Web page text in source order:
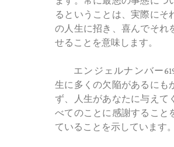
るということは、実際にそ
の人生に招き、喜んでそれ
せることを意味します。
エンジェルナンバー
生に多くの欠陥があるにも
ず、人生があなたに与えて
べてのことに感謝すること
ていることを示しています。